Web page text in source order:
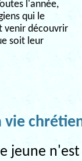
l'année,
qui le
venir découvrir
soit leur
vie
jeune